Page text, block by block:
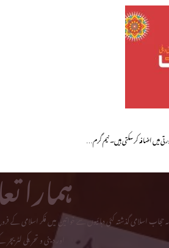
میں اضافہ کرسکتی ہیں۔ نیم گرم…
ہمارا
حجاب اسلامی گذشتہ کئی دہائیوں سے خواتین میں فکر
اور دینی و تحریکی